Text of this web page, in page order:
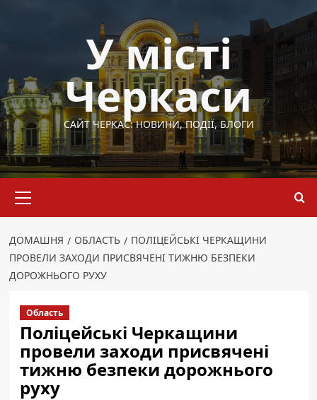
У місті
Черкаси
САЙТ ЧЕРКАС: НОВИНИ, ПОДІЇ, БЛОГИ
меню
ДОМАШНЯ ОБЛАСТЬ
ПОЛІЦЕЙСЬКІ ЧЕРКАЩИНИ
ПРОВЕЛИ ЗАХОДИ ПРИСВЯЧЕНІ ТИЖНЮ БЕЗПЕКИ
ДОРОЖНЬОГО РУХУ
Область
Поліцейські Черкащини
провели заходи присвячені
тижню безпеки дорожнього
руху